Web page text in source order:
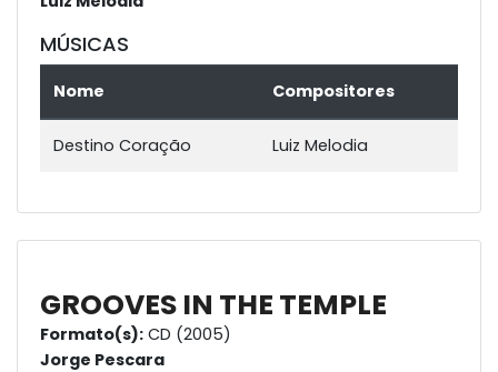
MÚSICAS
Nome Compositores
Destino Coração Luiz Melodia
GROOVES IN THE TEMPLE
Formato(s): CD (2005)
Jorge Pescara